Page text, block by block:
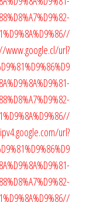
www.google.cl/url?
url?